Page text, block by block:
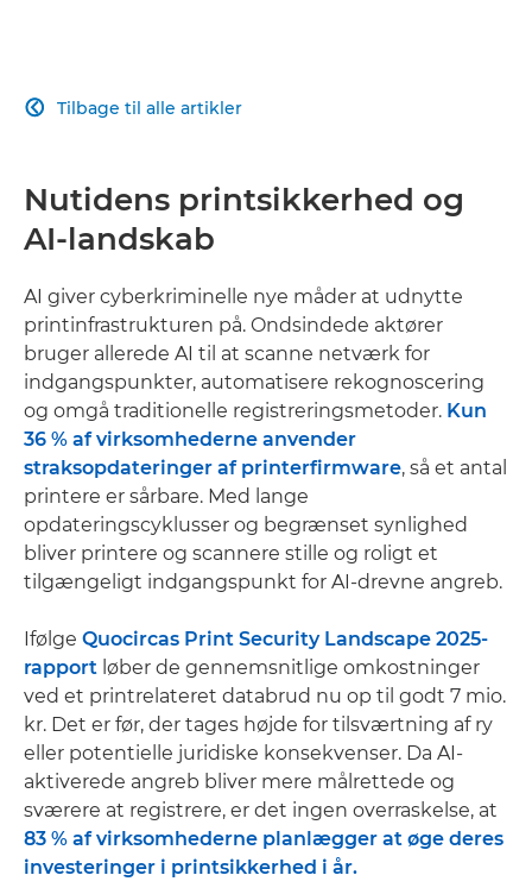
Tilbage til alle artikler

Nutidens printsikkerhed og
AI-landskab
AI giver cyberkriminelle nye måder at udnytte
printinfrastrukturen på. Ondsindede aktører
bruger allerede AI til at scanne netværk for
indgangspunkter, automatisere rekognoscering
og omgå traditionelle registreringsmetoder. Kun
36 % af virksomhederne anvender
straksopdateringer af printerfirmware, så et antal
printere er sårbare. Med lange
opdateringscyklusser og begrænset synlighed
bliver printere og scannere stille og roligt et
tilgængeligt indgangspunkt for AI-drevne angreb.
Ifølge Quocircas Print Security Landscape 2025-
rapport løber de gennemsnitlige omkostninger
ved et printrelateret databrud nu op til godt 7 mio.
kr. Det er før, der tages højde for tilsværtning af ry
eller potentielle juridiske konsekvenser. Da AI-
aktiverede angreb bliver mere målrettede og
sværere at registrere, er det ingen overraskelse, at
83 % af virksomhederne planlægger at øge deres
investeringer i printsikkerhed i år.